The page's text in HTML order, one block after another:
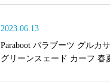
2023.06.13
Paraboot パラブーツ グルカ
グリーンスェード カーフ 春